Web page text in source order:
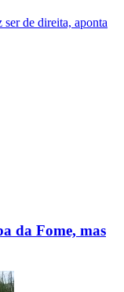
de direita, aponta
da Fome, mas